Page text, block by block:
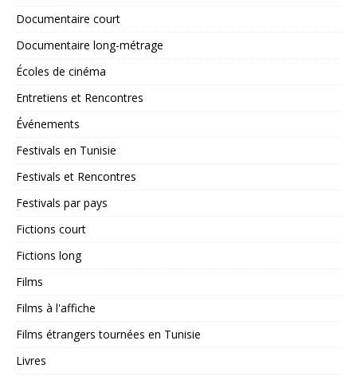
Documentaire court
Documentaire long-métrage
Écoles de cinéma
Entretiens et Rencontres
Événements
Festivals en Tunisie
Festivals et Rencontres
Festivals par pays
Fictions court
Fictions long
Films
Films à l'affiche
Films étrangers tournées en Tunisie
Livres